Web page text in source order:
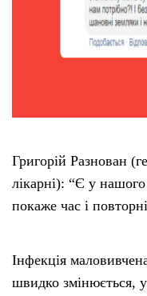
Григорій Разнован
лікарні): “Є у
покаже час і
Інфекція
швидко змінюється,